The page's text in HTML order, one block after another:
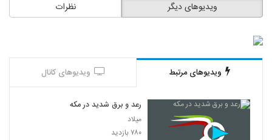
نظرات ویدیوهای دیگر
ویدیوهای مرتبط ویدیوهای کانال
رعد و برق شدید در مکه
میلاد
۷۸۰ بازدید